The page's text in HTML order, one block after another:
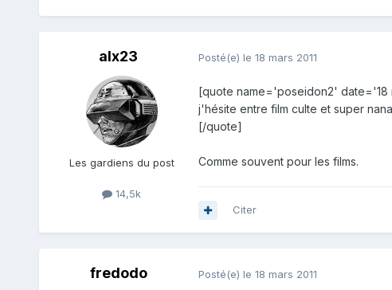
alx23
Les gardiens du post
14,5k
Posté(e) le 18 mars 2011
[quote name='poseidon2' date='18
j'hésite entre film culte et super
[/quote]
Comme souvent pour les films.
Citer
fredodo Posté(e) le 18 mars 2011